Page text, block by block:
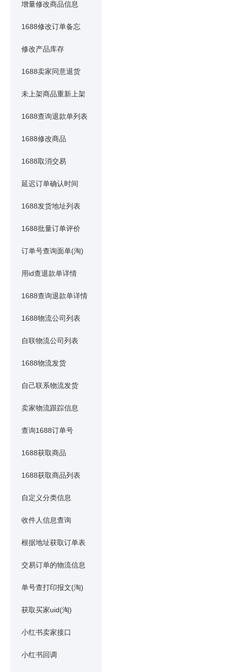
增量修改商品信息
1688修改订单备忘
修改产品库存
1688卖家同意退货
未上架商品重新上架
1688查询退款单列表
1688修改商品
1688取消交易
延迟订单确认时间
1688发货地址列表
1688批量订单评价
订单号查询面单(淘)
用id查退款单详情
1688查询退款单详情
1688物流公司列表
自联物流公司列表
1688物流发货
自己联系物流发货
卖家物流跟踪信息
查询1688订单号
1688获取商品
1688获取商品列表
自定义分类信息
收件人信息查询
根据地址获取订单表
交易订单的物流信息
单号查打印报文(淘)
获取买家uid(淘)
小红书卖家接口
小红书回调